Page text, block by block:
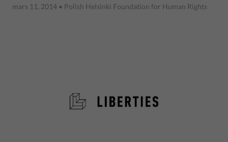
mars 11, 2014 • Polish Helsinki Foundation for Human Rights